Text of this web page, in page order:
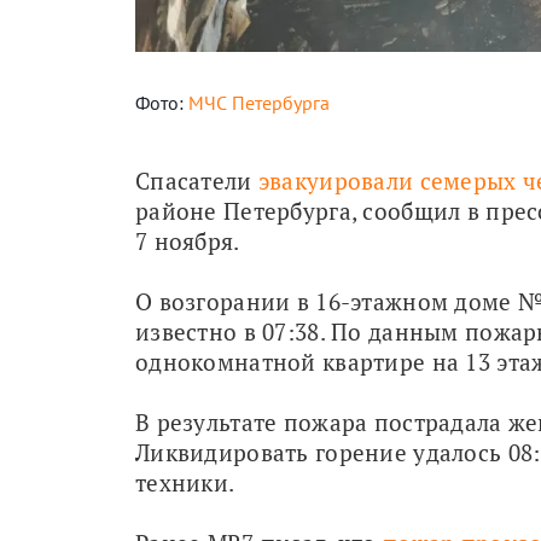
Фото: МЧС Петербурга
Спасатели эвакуировали семерых
районе Петербурга, сообщил в
7 ноября.
О возгорании в 16-этажном доме №
известно в 07:38. По данным
однокомнатной квартире на 13
В результате пожара пострадала
Ликвидировать горение удалось
техники.